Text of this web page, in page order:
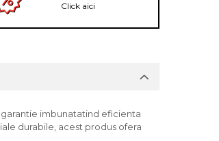
Click aici
garantie imbunatatind eficienta
durabile, acest produs ofera